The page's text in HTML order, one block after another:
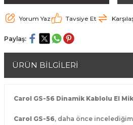
Yorum Yaz Tavsiye Et
Paylaş:
ÜRÜN BİLGİLERİ
Carol GS-56 Dinamik Kablolu El
Carol GS-56, daha önce